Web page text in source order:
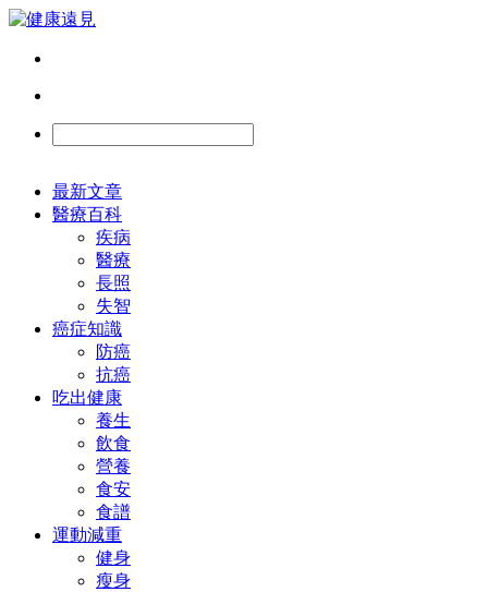
最新文章
醫療百科
疾病
醫療
長照
失智
癌症知識
防癌
抗癌
吃出健康
養生
飲食
營養
食安
食譜
運動減重
健身
瘦身